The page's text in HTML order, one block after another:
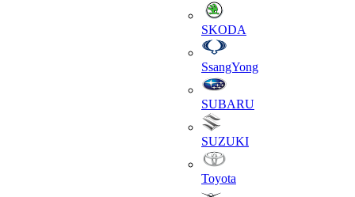
SKODA
SsangYong
SUBARU
SUZUKI
Toyota